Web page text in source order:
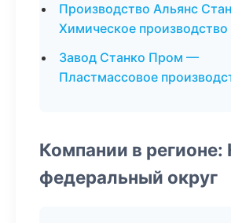
Производство Альянс
Химическое производство
Завод Станко Пром —
Пластмассовое
Компании в
федеральный округ